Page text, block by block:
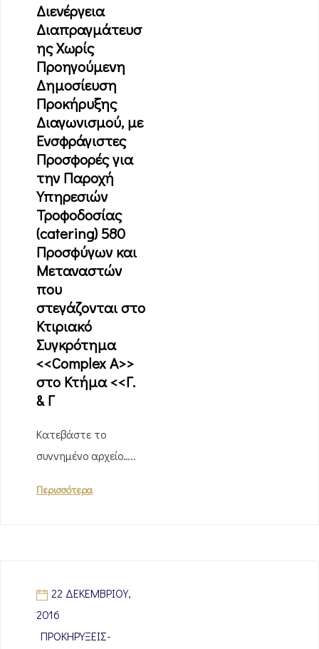
Διενέργεια
Διαπραγμάτευσ
ης Χωρίς
Προηγούμενη
Δημοσίευση
Προκήρυξης
Διαγωνισμού, με
Ενσφράγιστες
Προσφορές για
την Παροχή
Υπηρεσιών
Τροφοδοσίας
(catering) 580
Προσφύγων και
Μεταναστών
που
στεγάζονται στο
Κτιριακό
Συγκρότημα
<<Complex A>>
στο Κτήμα <<Γ.
& Γ
Κατεβάστε το
συννημένο αρχείο…..
Περισσότερα
22 ΔΕΚΕΜΒΡΊΟΥ,
2016
ΠΡΟΚΗΡΎΞΕΙΣ-